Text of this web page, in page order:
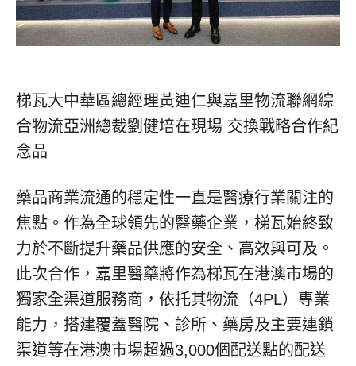
梯瓦大中華區總經理黃迪仁與嘉里物流聯網綜
合物流亞洲總裁劉健培在現場 交換戰略合作紀
念品
藥品商業流通的穩定性一直是醫療行業關注的
焦點。作為全球領先的醫藥企業，梯瓦始終致
力於不斷提升藥品供應的安全、高效與可及。
此次合作，嘉里醫藥將作為梯瓦在港澳市場的
獨家全渠道服務商，依托其物流（4PL）專業
能力，搭建覆蓋醫院、診所、藥房及主要連鎖
渠道等在港澳市場超過3,000個配送點的配送